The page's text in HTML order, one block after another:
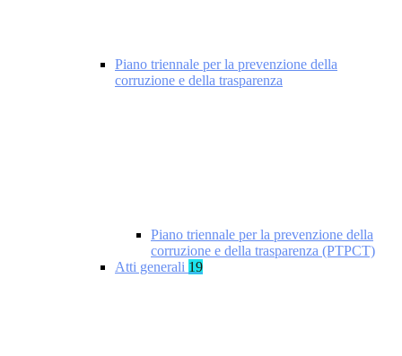
Piano triennale per la prevenzione della
corruzione e della trasparenza
Piano triennale per la prevenzione della
corruzione e della trasparenza (PTPCT)
Atti generali 19